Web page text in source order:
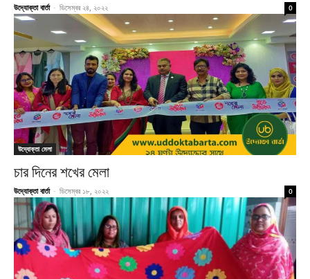
উদ্যোক্তা বার্তা - ডিসেম্বর ২৪, ২০২২ 0
উদ্যোক্তা মেলা
চার দিনের শখের মেলা
উদ্যোক্তা বার্তা - ডিসেম্বর ১৮, ২০২২ 0